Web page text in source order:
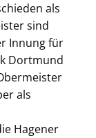
als
sind
Innung für
Dortmund
als
Hagener